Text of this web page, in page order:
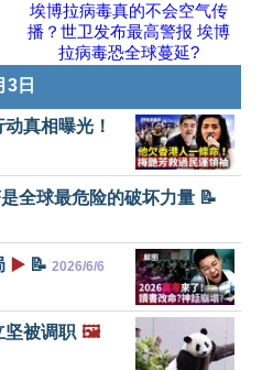
埃博拉病毒真的不会空气传
播？世卫发布最高警报 埃博
拉病毒恐全球蔓延?
3日
真相曝光！
全球最危险的破坏力量 📝
▶️ 📝 2026/6/6
坚被调职 🖼️